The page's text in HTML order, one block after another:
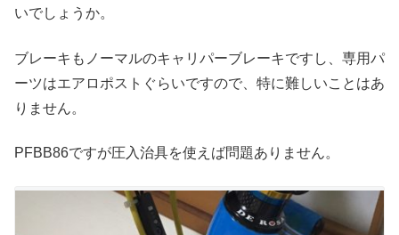
いでしょうか。
ブレーキもノーマルのキャリパーブレーキですし、専用パ
ーツはエアロポストぐらいですので、特に難しいことはあ
りません。
PFBB86ですが圧入治具を使えば問題ありません。